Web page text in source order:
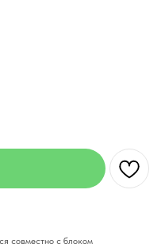
совместно с блоком